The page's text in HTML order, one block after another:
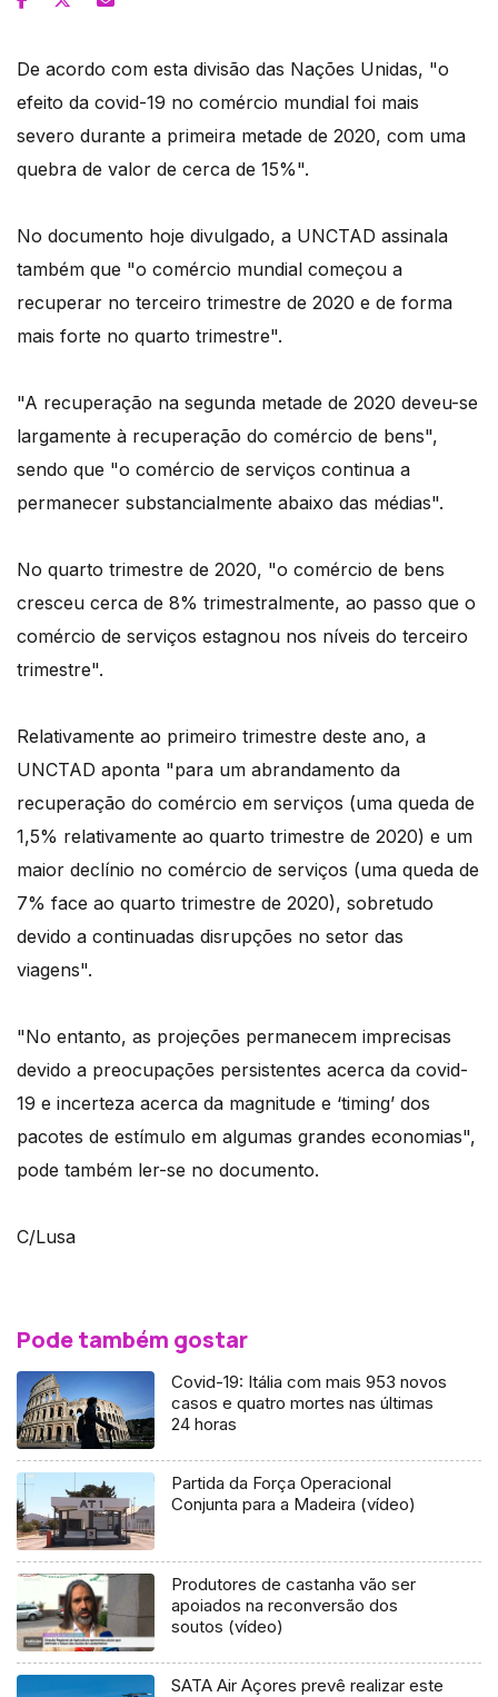
De acordo com esta divisão das Nações Unidas, "o
efeito da covid-19 no comércio mundial foi mais
severo durante a primeira metade de 2020, com uma
quebra de valor de cerca de 15%".
No documento hoje divulgado, a UNCTAD assinala
também que "o comércio mundial começou a
recuperar no terceiro trimestre de 2020 e de forma
mais forte no quarto trimestre".
"A recuperação na segunda metade de 2020 deveu-se
largamente à recuperação do comércio de bens",
sendo que "o comércio de serviços continua a
permanecer substancialmente abaixo das médias".
No quarto trimestre de 2020, "o comércio de bens
cresceu cerca de 8% trimestralmente, ao passo que o
comércio de serviços estagnou nos níveis do terceiro
trimestre".
Relativamente ao primeiro trimestre deste ano, a
UNCTAD aponta "para um abrandamento da
recuperação do comércio em serviços (uma queda de
1,5% relativamente ao quarto trimestre de 2020) e um
maior declínio no comércio de serviços (uma queda de
7% face ao quarto trimestre de 2020), sobretudo
devido a continuadas disrupções no setor das
viagens".
"No entanto, as projeções permanecem imprecisas
devido a preocupações persistentes acerca da covid-
19 e incerteza acerca da magnitude e ‘timing’ dos
pacotes de estímulo em algumas grandes economias",
pode também ler-se no documento.
C/Lusa
Pode também gostar
Covid-19: Itália com mais 953 novos
casos e quatro mortes nas últimas
24 horas
Partida da Força Operacional
Conjunta para a Madeira (vídeo)
Produtores de castanha vão ser
apoiados na reconversão dos
soutos (vídeo)
SATA Air Açores prevê realizar este